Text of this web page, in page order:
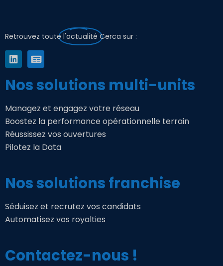
Retrouvez toute l'actualité Cerca sur :
Nos solutions multi-units
Managez et engagez votre réseau
Boostez la performance opérationnelle terrain
Réussissez vos ouvertures
Pilotez la Data
Nos solutions franchise
Séduisez et recrutez vos candidats
Automatisez vos royalties
Contactez-nous !